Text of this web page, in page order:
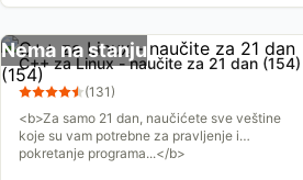
Nema na stanju
C++ za Linux - naučite za 21 dan (154)
(131)
<b>Za samo 21 dan, naučićete sve veštine
koje su vam potrebne za pravljenje i
pokretanje programa...</b>